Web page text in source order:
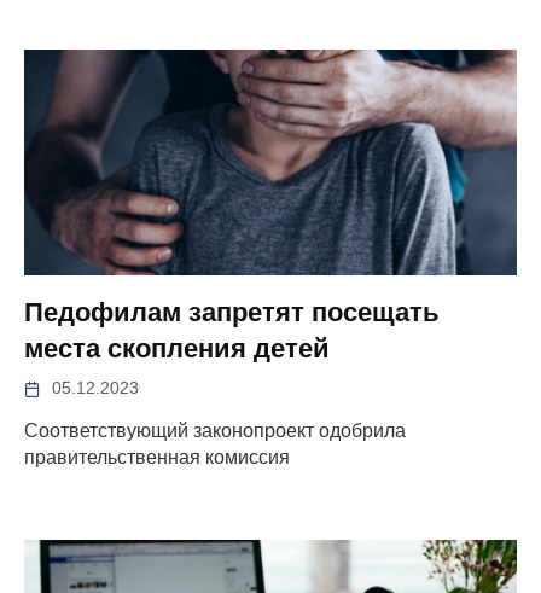
Педофилам запретят посещать
места скопления детей
05.12.2023
Соответствующий законопроект одобрила
правительственная комиссия